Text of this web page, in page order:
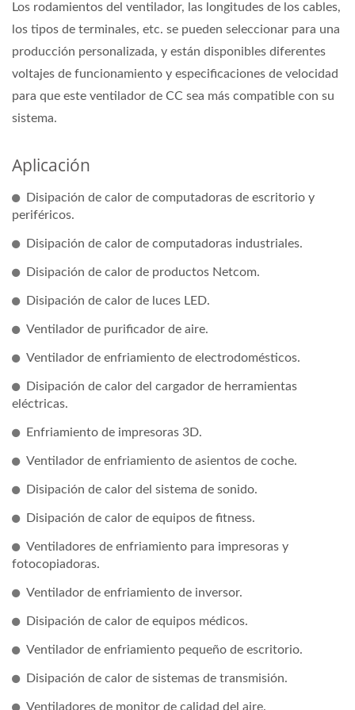
Los rodamientos del ventilador, las longitudes de los cables,
los tipos de terminales, etc. se pueden seleccionar para una
producción personalizada, y están disponibles diferentes
voltajes de funcionamiento y especificaciones de velocidad
para que este ventilador de CC sea más compatible con su
sistema.
Aplicación
Disipación de calor de computadoras de escritorio y
periféricos.
Disipación de calor de computadoras industriales.
Disipación de calor de productos Netcom.
Disipación de calor de luces LED.
Ventilador de purificador de aire.
Ventilador de enfriamiento de electrodomésticos.
Disipación de calor del cargador de herramientas
eléctricas.
Enfriamiento de impresoras 3D.
Ventilador de enfriamiento de asientos de coche.
Disipación de calor del sistema de sonido.
Disipación de calor de equipos de fitness.
Ventiladores de enfriamiento para impresoras y
fotocopiadoras.
Ventilador de enfriamiento de inversor.
Disipación de calor de equipos médicos.
Ventilador de enfriamiento pequeño de escritorio.
Disipación de calor de sistemas de transmisión.
Ventiladores de monitor de calidad del aire.